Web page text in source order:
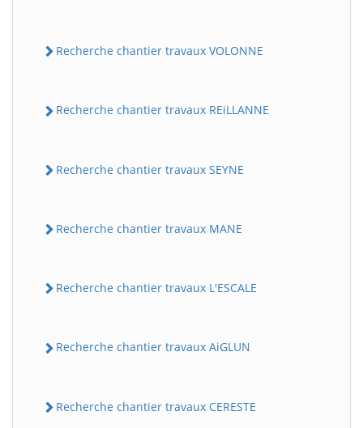
Recherche chantier travaux VOLONNE
Recherche chantier travaux REiLLANNE
Recherche chantier travaux SEYNE
Recherche chantier travaux MANE
Recherche chantier travaux L'ESCALE
Recherche chantier travaux AiGLUN
Recherche chantier travaux CERESTE